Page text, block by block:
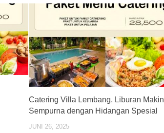
Catering Villa Lembang, Liburan Makin
Sempurna dengan Hidangan Spesial
JUNI 26, 2025